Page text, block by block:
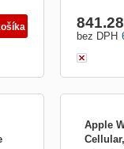
bez DPH
841.28
Apple